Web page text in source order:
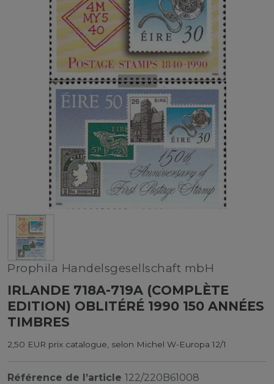
Prophila Handelsgesellschaft mbH
IRLANDE 718A-719A (COMPLÈTE
EDITION) OBLITÉRÉ 1990 150 ANNÉES
TIMBRES
2,50 EUR prix catalogue, selon Michel W-Europa 12/1
Référence de l’article 122/220B61008